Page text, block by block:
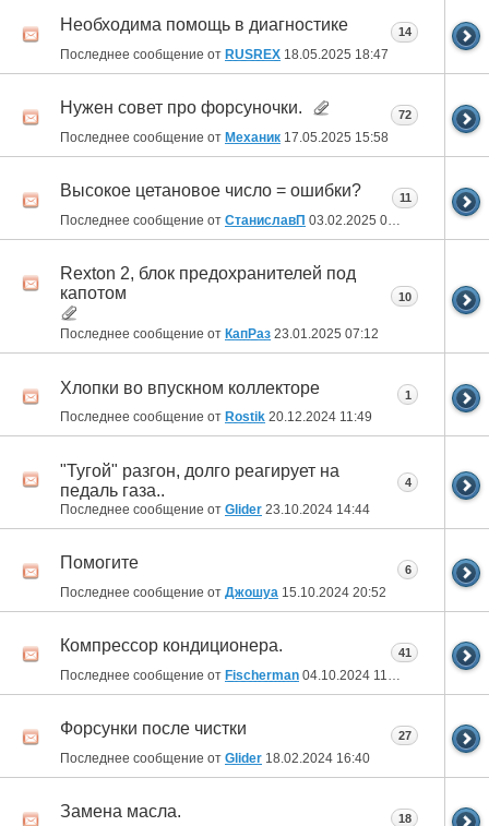
Необходима помощь в диагностике
Последнее сообщение от RUSREX 18.05.2025 18:47
14
Нужен совет про форсуночки.
Последнее сообщение от Механик 17.05.2025 15:58
72
Высокое цетановое число = ошибки?
Последнее сообщение от СтаниславП 03.02.2025 08:40
11
Rexton 2, блок предохранителей под
капотом
Последнее сообщение от КапРаз 23.01.2025 07:12
10
Хлопки во впускном коллекторе
Последнее сообщение от Rostik 20.12.2024 11:49
1
"Тугой" разгон, долго реагирует на
педаль газа..
Последнее сообщение от Glider 23.10.2024 14:44
4
Помогите
Последнее сообщение от Джошуа 15.10.2024 20:52
6
Компрессор кондиционера.
Последнее сообщение от Fischerman 04.10.2024 11:39
41
Форсунки после чистки
Последнее сообщение от Glider 18.02.2024 16:40
27
Замена масла. 18